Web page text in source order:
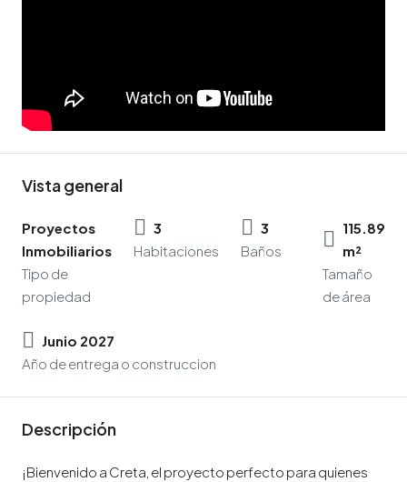
Vista general
Proyectos
Inmobiliarios
Tipo de
propiedad
3
Habitaciones
3
Baños
115.89
m²
Tamaño
de área
Junio 2027
Año de entrega o construccion
Descripción
¡Bienvenido a Creta, el proyecto perfecto para quienes